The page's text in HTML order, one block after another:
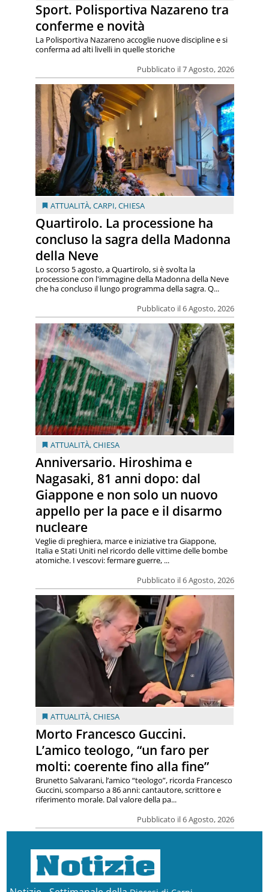
Sport. Polisportiva Nazareno tra
conferme e novità
Pubblicato il 7 Agosto, 2026
La Polisportiva Nazareno accoglie nuove discipline e si
conferma ad alti livelli in quelle storiche
ATTUALITÀ,CARPI,CHIESA
Quartirolo. La processione ha
concluso la sagra della Madonna
della Neve
Pubblicato il 6 Agosto, 2026
Lo scorso 5 agosto, a Quartirolo, si è svolta la
processione con l'immagine della Madonna della Neve
che ha concluso il lungo programma della sagra. Q...
ATTUALITÀ,CHIESA
Anniversario. Hiroshima e
Nagasaki, 81 anni dopo: dal
Giappone e non solo un nuovo
appello per la pace e il disarmo
nucleare
Pubblicato il 6 Agosto, 2026
Veglie di preghiera, marce e iniziative tra Giappone,
Italia e Stati Uniti nel ricordo delle vittime delle bombe
atomiche. I vescovi: fermare guerre, ...
ATTUALITÀ,CHIESA
Morto Francesco Guccini.
L’amico teologo, “un faro per
molti: coerente fino alla fine”
Pubblicato il 6 Agosto, 2026
Brunetto Salvarani, l’amico “teologo”, ricorda Francesco
Guccini, scomparso a 86 anni: cantautore, scrittore e
riferimento morale. Dal valore della pa...